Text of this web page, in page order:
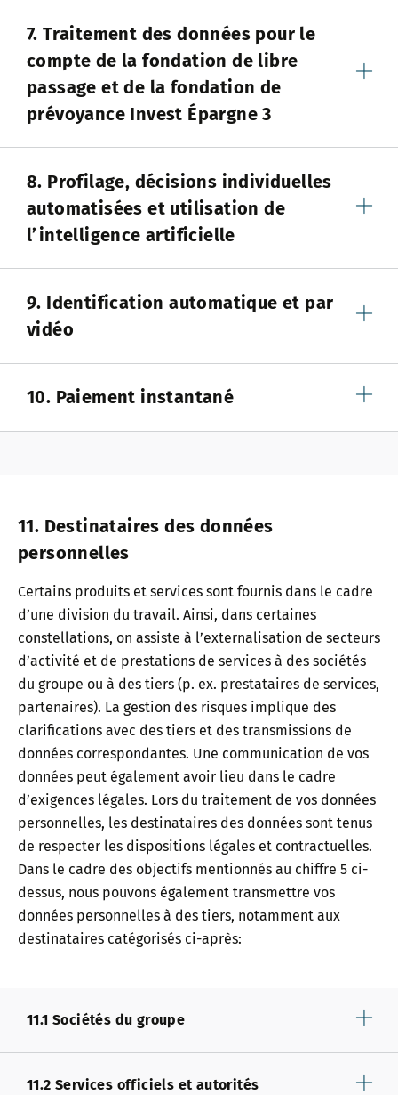
7. Traitement des données pour le
compte de la fondation de libre
passage et de la fondation de
prévoyance Invest Épargne 3
8. Profilage, décisions individuelles
automatisées et utilisation de
l’intelligence artificielle
9. Identification automatique et par
vidéo
10. Paiement instantané
11. Destinataires des données
personnelles
Certains produits et services sont fournis dans le cadre
d’une division du travail. Ainsi, dans certaines
constellations, on assiste à l’externalisation de secteurs
d’activité et de prestations de services à des sociétés
du groupe ou à des tiers (p. ex. prestataires de services,
partenaires). La gestion des risques implique des
clarifications avec des tiers et des transmissions de
données correspondantes. Une communication de vos
données peut également avoir lieu dans le cadre
d’exigences légales. Lors du traitement de vos données
personnelles, les destinataires des données sont tenus
de respecter les dispositions légales et contractuelles.
Dans le cadre des objectifs mentionnés au chiffre 5 ci-
dessus, nous pouvons également transmettre vos
données personnelles à des tiers, notamment aux
destinataires catégorisés ci-après:
11.1 Sociétés du groupe
11.2 Services officiels et autorités